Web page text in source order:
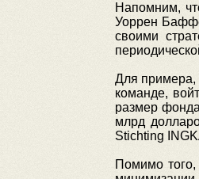
Напомним,
Уоррен
своими
Для примера,
команде,
размер
млрд
Stichting
Помимо